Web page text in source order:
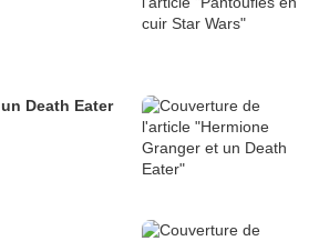
Death Eater